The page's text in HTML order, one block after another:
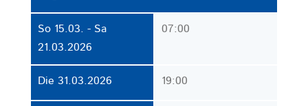
So 15.03. - Sa
21.03.2026
Die 31.03.2026
07:00
19:00